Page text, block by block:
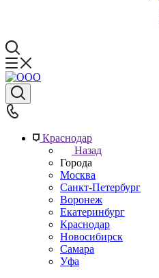
Краснодар
Назад
Города
Москва
Санкт-Петербург
Воронеж
Екатеринбург
Краснодар
Новосибирск
Самара
Уфа